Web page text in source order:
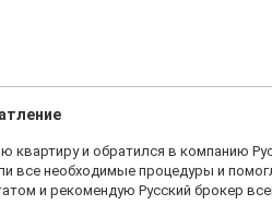
квартиру и обратился в компанию
все необходимые процедуры и
и рекомендую Русский брокер